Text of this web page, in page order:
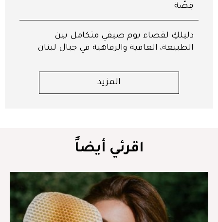
قِصّة
دليلكِ لقضاء يوم صيفي متكامل بين
الطبيعة، العافية والرفاهية في جبال لبنان
المزيد
اقرئي أيضاً